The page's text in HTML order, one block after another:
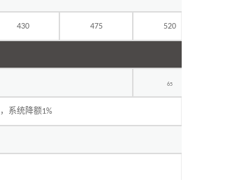
430 475 520
65
，系统降额1%